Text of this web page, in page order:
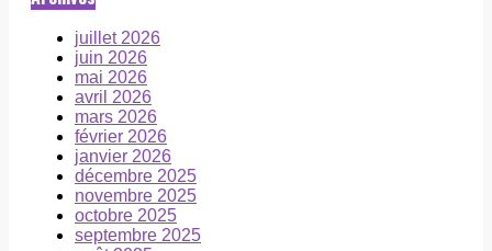
juillet 2026
juin 2026
mai 2026
avril 2026
mars 2026
février 2026
janvier 2026
décembre 2025
novembre 2025
octobre 2025
septembre 2025